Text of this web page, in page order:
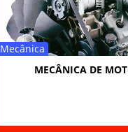
Mecânica
MECÂNICA DE